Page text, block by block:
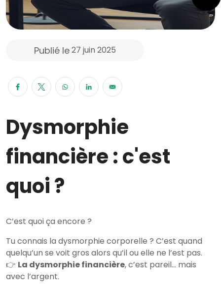
Publié le27 juin 2025
Dysmorphie
financière : c'est
quoi ?
C’est quoi ça encore ?
Tu connais la dysmorphie corporelle ? C’est quand
quelqu’un se voit gros alors qu’il ou elle ne l’est pas.
👉 La dysmorphie financière, c’est pareil… mais
avec l’argent.